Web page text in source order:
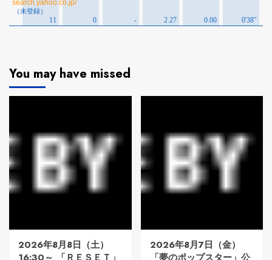
You may have missed
2026年8月8日（土）
2026年8月7日（金）